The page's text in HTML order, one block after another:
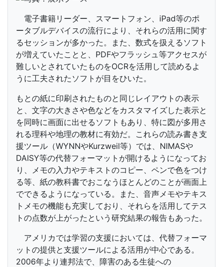
電子書籍リーダー、スマートフォン、iPad等のポ
ータブルデバイスの流行により、それらの活用に関す
るセッションが多かった。また、数式を扱えるソフト
が増えていたことと、PDFやフラッシュ等アクセスが
難しいとされていたものをOCRを活用して読めるよ
うに工夫されたソフトが目をひいた。
もとの紙に印刷されたものと同じレイアウトの表示
と、文字の大きさや色などをカスタマイズした表示と
を同時に画面に出せるソフトもあり、特に図が多用さ
れる理科や地理の教材に有効だ。これらの読み書き支
援ツール（WYNNやKurzweil等）では、NIMASや
DAISY等の代替フォーマットが開けるようになってお
り、メモの入力やテキストのコピー、ペンで色をつけ
る等、紙の教科書でおこなうほとんどのことが画面上
でできるようになっている。また、音声メモやテキス
トメモの機能も充実しており、それらを活用してテス
トの点数が上がったという研究結果の報告もあった。
アメリカでは学習の支援においては、代替フォーマ
ットの提供と支援ツールによる活用が中心である。
2006年より連邦法で、障害のある生徒への